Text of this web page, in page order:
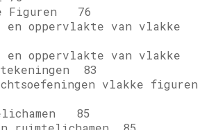
76
oppervlakte van vlakke
oppervlakte van vlakke
83
vlakke figuren
85